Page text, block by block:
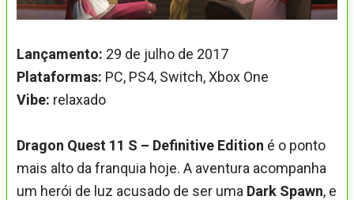
Lançamento: 29 de julho de 2017
Plataformas: PC, PS4, Switch, Xbox One
Vibe: relaxado
Dragon Quest 11 S – Definitive Edition é o ponto
mais alto da franquia hoje. A aventura acompanha
um herói de luz acusado de ser uma Dark Spawn, e